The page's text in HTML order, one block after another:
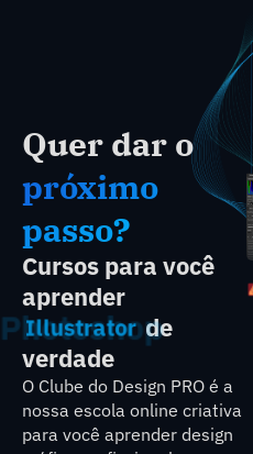
Quer dar o
próximo
passo?
Cursos para você
aprender
Illustrator
Photoshopde
verdade
O Clube do Design PRO é a
nossa escola online criativa
para você aprender design